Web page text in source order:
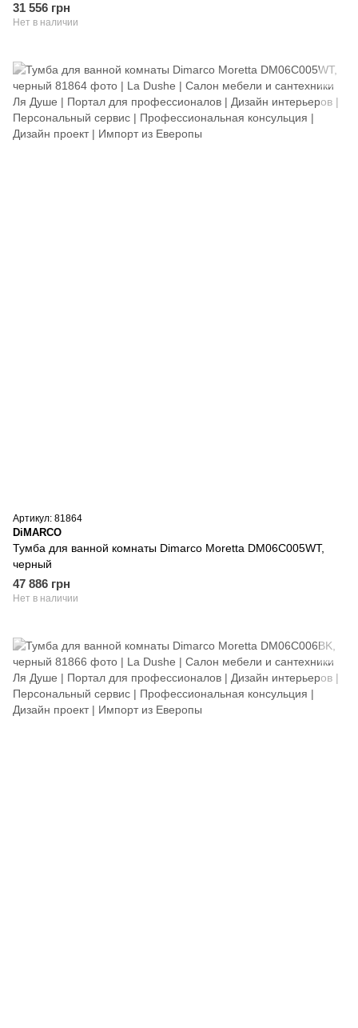
31 556 грн
Нет в наличии
Артикул: 81864
DiMARCO
Тумба для ванной комнаты Dimarco Moretta DM06C005WT,
черный
47 886 грн
Нет в наличии